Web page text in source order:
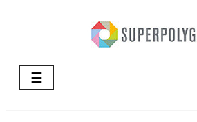
Basculer
la
☰